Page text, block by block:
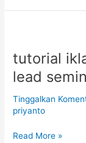
tutorial
lead
Tinggalkan
priyanto
pertama
kali
dan
iklan
lead
SMO
Read More »